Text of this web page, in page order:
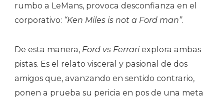
rumbo a LeMans, provoca desconfianza en el
corporativo: “Ken Miles is not a Ford man”.
De esta manera, Ford vs Ferrariexplora ambas
pistas. Es el relato visceral y pasional de dos
amigos que, avanzando en sentido contrario,
ponen a prueba su pericia en pos de una meta